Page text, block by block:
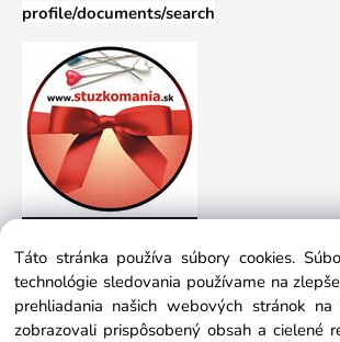
profile/documents/search
Táto stránka používa súbory cookies.
technológie sledovania používame na
prehliadania našich webových stránok
zobrazovali prispôsobený obsah a cielené